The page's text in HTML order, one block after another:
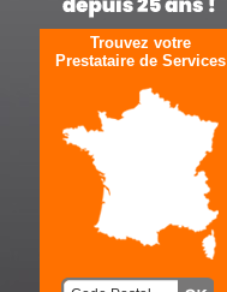
Trouvez votre
Prestataire de Services